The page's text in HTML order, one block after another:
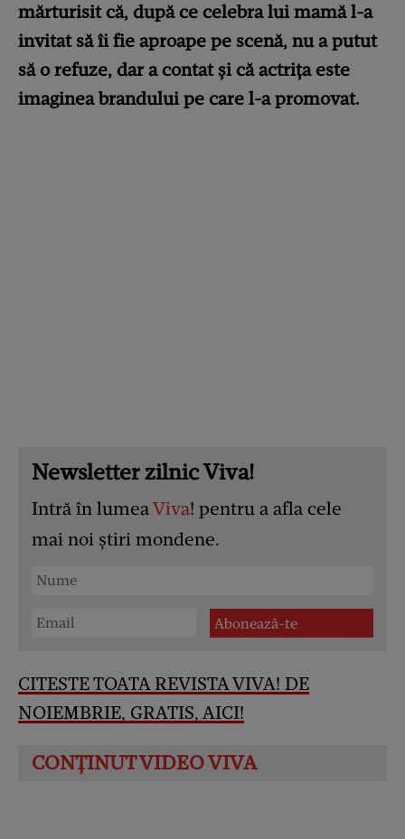
mărturisit că, după ce celebra lui mamă l-a
invitat să îi fie aproape pe scenă, nu a putut
să o refuze, dar a contat și că actrița este
imaginea brandului pe care l-a promovat.
Newsletter zilnic Viva!
Intră în lumeaViva! pentru a afla cele
mai noi știri mondene.
CITESTE TOATA REVISTA VIVA! DE
NOIEMBRIE, GRATIS, AICI!